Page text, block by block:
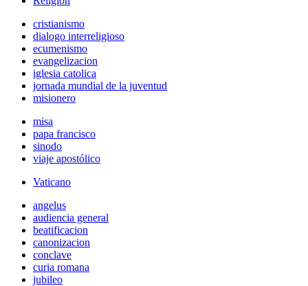
cristianismo
dialogo interreligioso
ecumenismo
evangelizacion
iglesia catolica
jornada mundial de la juventud
misionero
misa
papa francisco
sinodo
viaje apostólico
Vaticano
angelus
audiencia general
beatificacion
canonizacion
conclave
curia romana
jubileo